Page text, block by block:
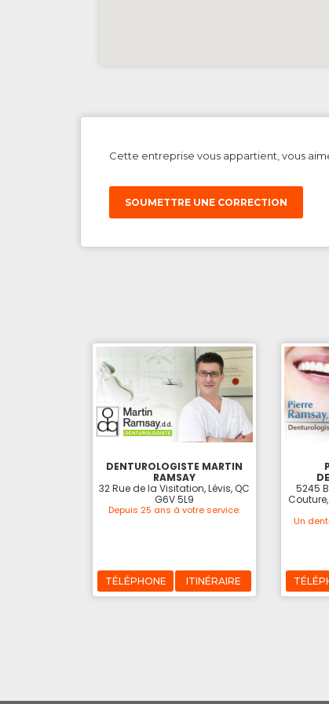
Cette entreprise vous appartient, vous
SOUMETTRE UNE CORRECTION
DENTUROLOGISTE MARTIN
RAMSAY
32 Rue de la Visitation, Lévis, QC
G6V 5L9
Depuis 25 ans à votre service.
TÉLÉPHONE ITINÉRAIRE
5245
Un